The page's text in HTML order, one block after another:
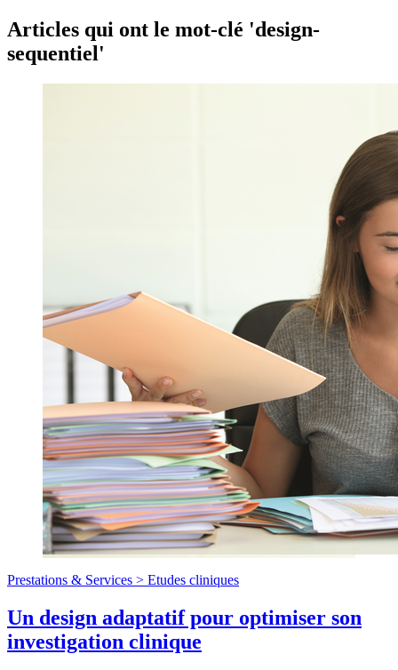
Articles qui ont le mot-clé 'design-
sequentiel'
Prestations & Services > Etudes cliniques
Un design adaptatif pour optimiser son
investigation clinique